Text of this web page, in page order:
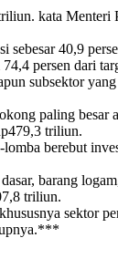
kata
40,9
persen dari
subsektor
paling besar
triliun.
berebut
barang
triliun.
sektor